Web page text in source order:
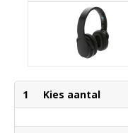
1 Kies aantal